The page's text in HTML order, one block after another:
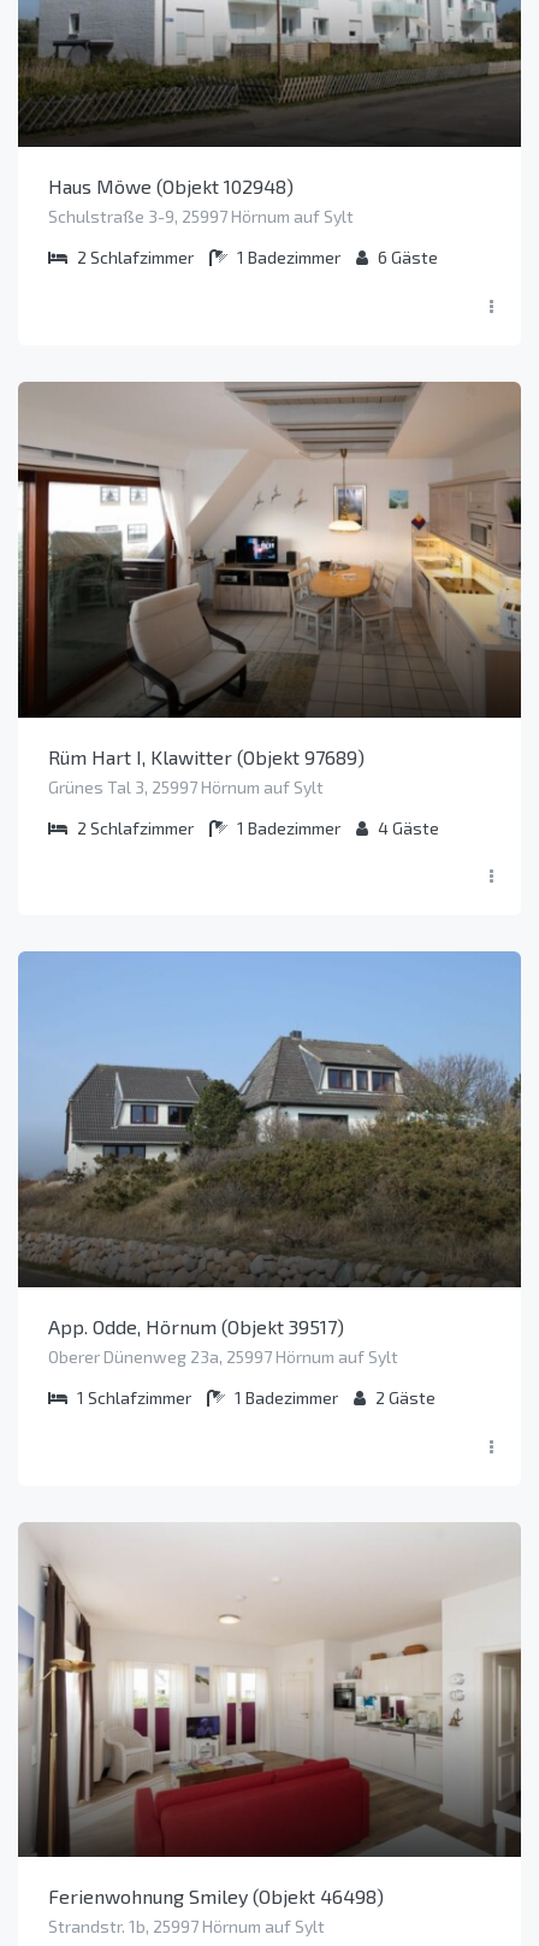
Haus Möwe (Objekt 102948)
Schulstraße 3-9, 25997 Hörnum auf Sylt
2 Schlafzimmer 1 Badezimmer 6 Gäste
Rüm Hart I, Klawitter (Objekt 97689)
Grünes Tal 3, 25997 Hörnum auf Sylt
2 Schlafzimmer 1 Badezimmer 4Gäste
App. Odde, Hörnum (Objekt 39517)
Oberer Dünenweg 23a, 25997 Hörnum auf Sylt
1 Schlafzimmer 1 Badezimmer 2 Gäste
Ferienwohnung Smiley (Objekt 46498)
Strandstr. 1b, 25997 Hörnum auf Sylt